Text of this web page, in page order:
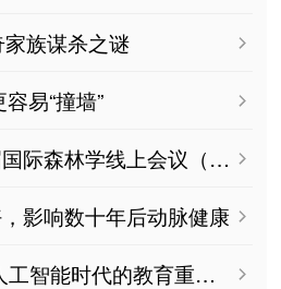
族谋杀之谜
易“撞墙”
ꔷ 早鸟注册！第五届国际森林学线上会议（IECF 2026）摘要征稿延期至6月22日
影响数十年后动脉健康
ꔷ FDE 论文解读｜人工智能时代的教育重塑：公平、伦理与转型的四大支柱